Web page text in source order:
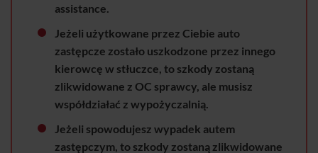
assistance.
Jeżeli użytkowane przez Ciebie auto
zastępcze zostało uszkodzone przez innego
kierowcę w stłuczce, to szkody zostaną
zlikwidowane z OC sprawcy, ale musisz
współdziałać z wypożyczalnią.
Jeżeli spowodujesz wypadek autem
zastępczym, to szkody zostaną zlikwidowane